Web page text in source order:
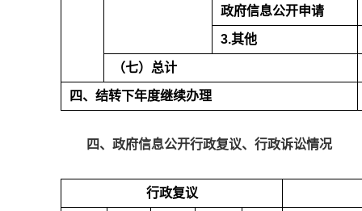
政府信息公开申请
3.其他
（七）总计
四、结转下年度继续办理
四、政府信息公开行政复议、行政诉讼情况
行政复议